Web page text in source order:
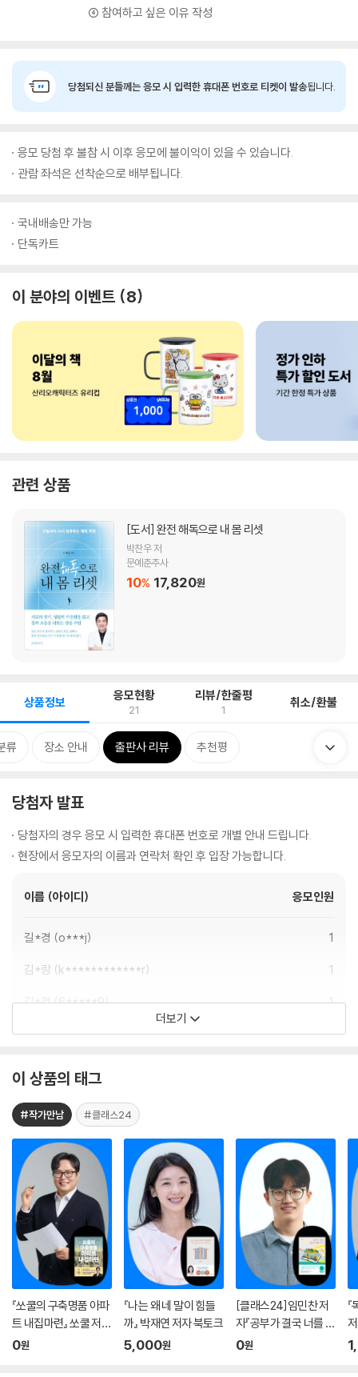
④ 참여하고 싶은 이유 작성
당첨되신 분들께는 응모 시 입력한 휴대폰 번호로 티켓이 발송됩니다.
응모 당첨 후 불참 시 이후 응모에 불이익이 있을 수 있습니다.
관람 좌석은 선착순으로 배부됩니다.
국내배송만 가능
단독카트
이 분야의 이벤트 8
관련 상품
[도서] 완전 해독으로 내 몸 리셋
박찬우 저
문예춘추사
10% 17,820원
상품정보 응모현황
21
리뷰/한줄평
1 취소/환불
류 장소 안내 출판사 리뷰 추천평
당첨자 발표
당첨자의 경우 응모 시 입력한 휴대폰 번호로 개별 안내 드립니다.
현장에서 응모자의 이름과 연락처 확인 후 입장 가능합니다.
이름 (아이디) 응모인원
길*경 o***j 1
김*랑 k************r 1
김*경 6*****9 1
김*린 c******7 1
문****집 a************v
박*현 1*****a
박*비 p*****9 1
박*빈 d********9 1
배*수 p*******0
양*홍 p*******s 1
이*현 n************y
이*영
더보기
이 상품의 태그
#작가만남 #클래스24
『쏘쿨의 구축명품 아파
트 내집마련』 쏘쿨 저자
온라인 북토크
0원
『나는 왜 네 말이 힘들
까』 박재연 저자 북토크
5,000원
[클래스24]임민찬 저
자『공부가 결국 너를 지
켜줄 거야』온라인 북토
0원